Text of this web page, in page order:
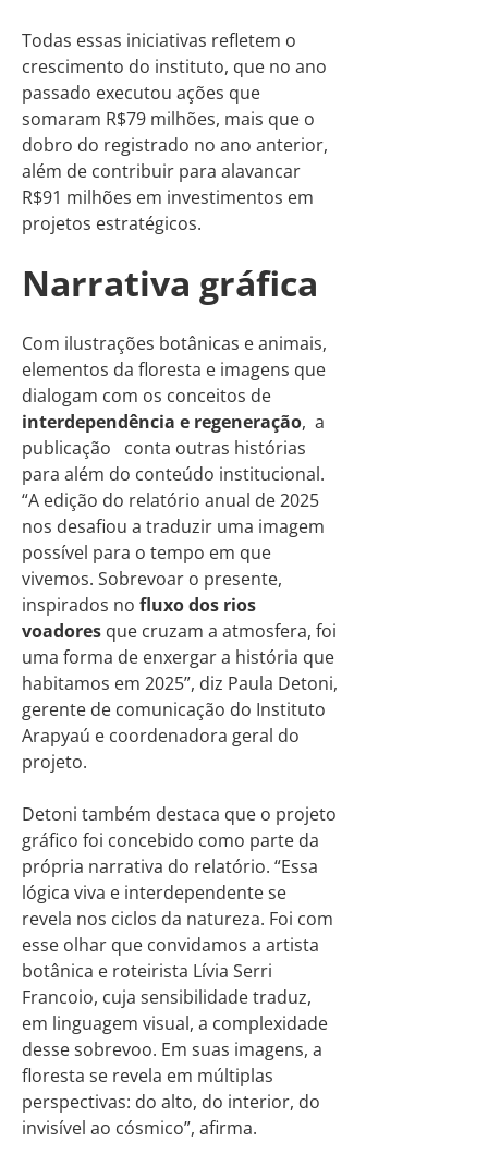
Todas essas iniciativas refletem o
crescimento do instituto, que no ano
passado executou ações que
somaram R$79 milhões, mais que o
dobro do registrado no ano anterior,
além de contribuir para alavancar
R$91 milhões em investimentos em
projetos estratégicos.
Narrativa gráfica
Com ilustrações botânicas e animais,
elementos da floresta e imagens que
dialogam com os conceitos de
interdependência e regeneração, a
publicação conta outras histórias
para além do conteúdo institucional.
“A edição do relatório anual de 2025
nos desafiou a traduzir uma imagem
possível para o tempo em que
vivemos. Sobrevoar o presente,
inspirados no fluxo dos rios
voadores que cruzam a atmosfera, foi
uma forma de enxergar a história que
habitamos em 2025”, diz Paula Detoni,
gerente de comunicação do Instituto
Arapyaú e coordenadora geral do
projeto.
Detoni também destaca que o projeto
gráfico foi concebido como parte da
própria narrativa do relatório. “Essa
lógica viva e interdependente se
revela nos ciclos da natureza. Foi com
esse olhar que convidamos a artista
botânica e roteirista Lívia Serri
Francoio, cuja sensibilidade traduz,
em linguagem visual, a complexidade
desse sobrevoo. Em suas imagens, a
floresta se revela em múltiplas
perspectivas: do alto, do interior, do
invisível ao cósmico”, afirma.